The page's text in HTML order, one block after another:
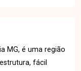
MG, é uma região
fácil